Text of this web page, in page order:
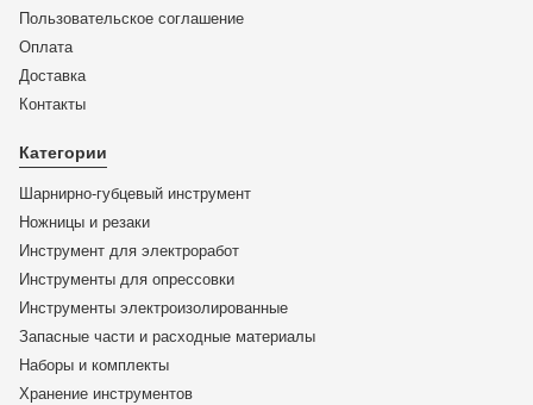
KN-6701200
Кусачки торцевые особой мощности 200 мм KNIPEX 67
01 200 KN-6701200
ЦЕНА:
8 191₽
Пользовательское соглашение
Оплата
Доставка
Контакты
Категории
Шарнирно-губцевый инструмент
Ножницы и резаки
Инструмент для электроработ
Инструменты для опрессовки
Инструменты электроизолированные
Запасные части и расходные материалы
Наборы и комплекты
Хранение инс­тру­мен­тов